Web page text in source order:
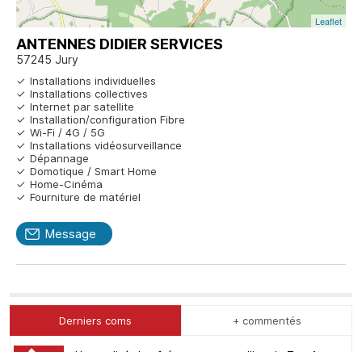
Leaflet
ANTENNES DIDIER SERVICES
57245 Jury
Installations individuelles
Installations collectives
Internet par satellite
Installation/configuration Fibre
Wi-Fi / 4G / 5G
Installations vidéosurveillance
Dépannage
Domotique / Smart Home
Home-Cinéma
Fourniture de matériel
Message
Derniers coms + commentés